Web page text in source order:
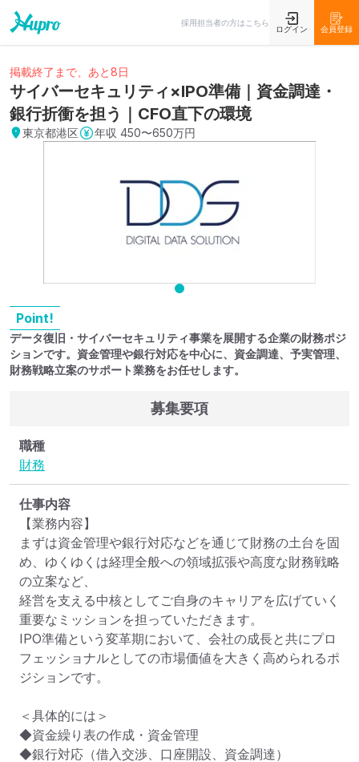
採用担当者の方はこちら
ログイン 会員登録
掲載終了まで、あと8日
サイバーセキュリティ×IPO準備｜資金調達・
銀行折衝を担う｜CFO直下の環境
東京都港区 年収 450〜650万円
Point!
データ復旧・サイバーセキュリティ事業を展開する企業の財務ポジ
ションです。資金管理や銀行対応を中心に、資金調達、予実管理、
財務戦略立案のサポート業務をお任せします。
募集要項
職種
財務
仕事内容
【業務内容】
まずは資金管理や銀行対応などを通じて財務の土台を固
め、ゆくゆくは経理全般への領域拡張や高度な財務戦略
の立案など、
経営を支える中核としてご自身のキャリアを広げていく
重要なミッションを担っていただきます。
IPO準備という変革期において、会社の成長と共にプロ
フェッショナルとしての市場価値を大きく高められるポ
ジションです。
＜具体的には＞
◆資金繰り表の作成・資金管理
◆銀行対応（借入交渉、口座開設、資金調達）